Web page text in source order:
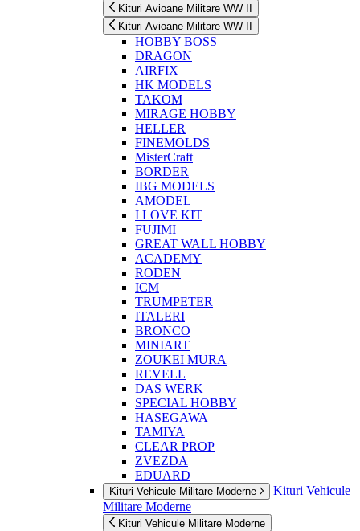
Kituri Avioane Militare WW II
Kituri Avioane Militare WW II
HOBBY BOSS
DRAGON
AIRFIX
HK MODELS
TAKOM
MIRAGE HOBBY
HELLER
FINEMOLDS
MisterCraft
BORDER
IBG MODELS
AMODEL
I LOVE KIT
FUJIMI
GREAT WALL HOBBY
ACADEMY
RODEN
ICM
TRUMPETER
ITALERI
BRONCO
MINIART
ZOUKEI MURA
REVELL
DAS WERK
SPECIAL HOBBY
HASEGAWA
TAMIYA
CLEAR PROP
ZVEZDA
EDUARD
Kituri Vehicule Militare Moderne
Kituri Vehicule
Militare Moderne
Kituri Vehicule Militare Moderne